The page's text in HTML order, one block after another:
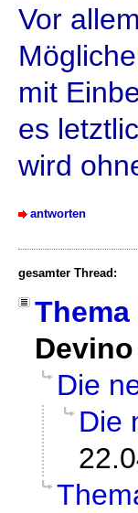
Vor
mit
es
wird
antworten
gesamter Thread:
Devino
Die
Die